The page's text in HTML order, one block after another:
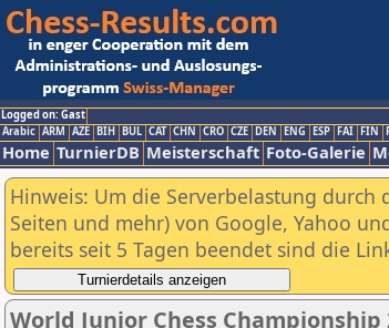
Logged on: Gast
Arabic ARM AZE BIH BUL CAT CHN CRO CZE DEN ENG ESP FAI FIN
Home TurnierDB Meisterschaft Foto-Galerie
Hinweis: Um die Serverbelastung durch
Seiten und mehr) von Google, Yahoo
bereits seit 5 Tagen beendet sind die
World Junior Chess Championship